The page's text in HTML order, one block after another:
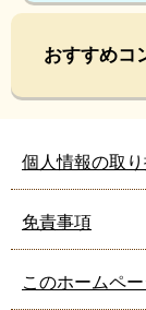
おすすめコ
個人情報の取
免責事項
このホームペ